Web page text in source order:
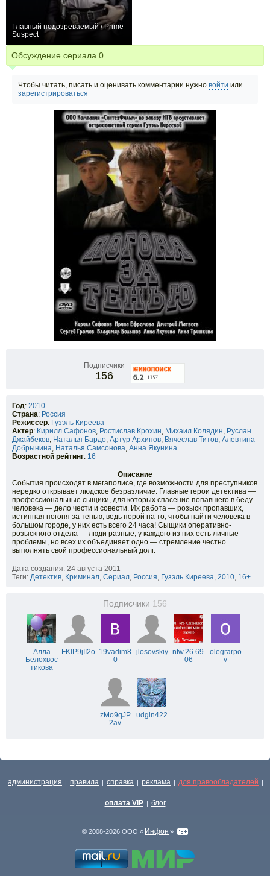
Главный подозреваемый / Prime
Suspect
Обсуждение сериала 0
Чтобы читать, писать и оценивать комментарии нужно войти или
зарегистрироваться
Подписчики
156
Год: 2010
Страна: Россия
Режиссёр: Гузэль Киреева
Актер: Кирилл Сафонов, Ростислав Крохин, Михаил Колядин, Руслан
Джайбеков, Наталья Бардо, Артур Архипов, Вячеслав Титов, Алевтина
Добрынина, Наталья Самсонова, Анна Якунина
Возрастной рейтинг: 16+
Описание
События происходят в мегаполисе, где возможности для преступников
нередко открывает людское безразличие. Главные герои детектива —
профессиональные сыщики, для которых спасение попавшего в беду
человека — дело чести и совести. Их работа — розыск пропавших,
истинная погоня за тенью, ведь порой на то, чтобы найти человека в
большом городе, у них есть всего 24 часа! Сыщики оперативно-
розыскного отдела — люди разные, у каждого из них есть личные
проблемы, но всех их объединяет одно — стремление честно
выполнять свой профессиональный долг.
Дата создания: 24 августа 2011
Теги: Детектив, Криминал, Сериал, Россия, Гузэль Киреева, 2010, 16+
Подписчики 156
Алла
Белохвос
тикова
FKlP9jII2o 19vadim8
0
jlosovskiy ntw.26.69.
06
olegrarpo
v
zMo9qJP
2av
udgin422
администрация | правила | справка | реклама | для правообладателей |
оплата VIP | блог
© 2008-2026 ООО « Инфон »